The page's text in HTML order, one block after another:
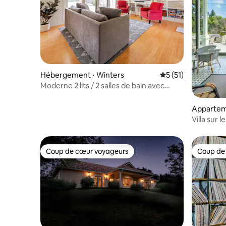
Hébergement ⋅ Winters Évaluation
5 (51)
Moderne 2 lits / 2 salles de bain avec
Napa
Villa sur
Coup de cœur voyageurs
Coup de cœur voyageurs Coup
Coup